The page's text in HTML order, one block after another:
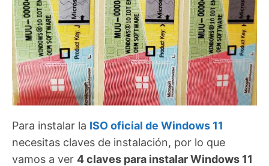
Para instalar la ISO oficial de Windows 11
necesitas claves de instalación, por lo que
vamos a ver 4 claves para instalar Windows 11